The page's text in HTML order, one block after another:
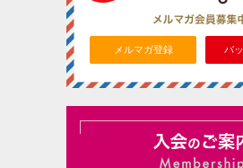
メルマガ登録 バ